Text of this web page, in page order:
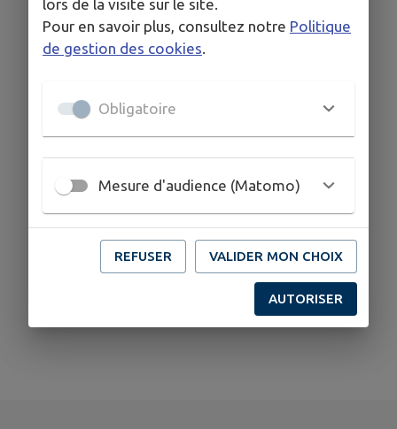
lors de la visite sur le site.
Pour en savoir plus, consultez notre Politique
de gestion des cookies
Obligatoire
Mesure d'audience (Matomo)
REFUSER VALIDER MON CHOIX
AUTORISER